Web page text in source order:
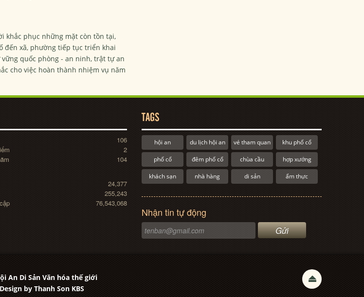
khắc phục những mặt còn tồn tại,
đến xã, phường tiếp tục triển khai
quốc phòng - an ninh, trật tự an
cho việc hoàn thành nhiệm vụ năm
106
2
104
24,377
255,243
76,543,068
TAGS
hội an du lịch hội an vé tham quan khu phố cổ
phố cổ đêm phố cổ chùa cầu hợp xướng
khách sạn nhà hàng di sản ẩm thực
Nhận tin tự động
An Di Sản Văn hóa thế giới
Design by Thanh Son KBS